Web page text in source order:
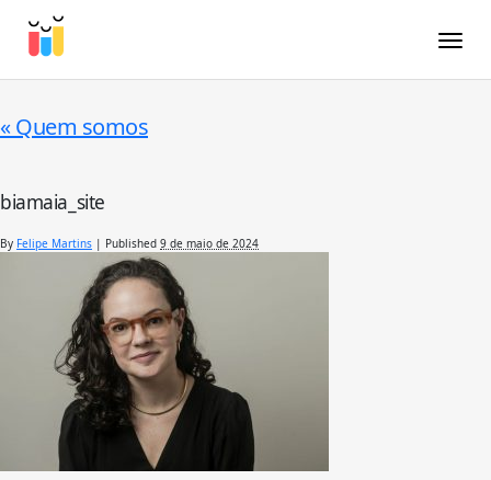
«Quem somos
biamaia_site
By Felipe Martins | Published 9 de maio de 2024